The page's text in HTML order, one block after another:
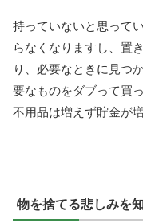
持っていないと思って
らなくなりますし、置
り、必要なときに見つ
要なものをダブって買
不用品は増えず貯金が
物を捨てる悲しみを